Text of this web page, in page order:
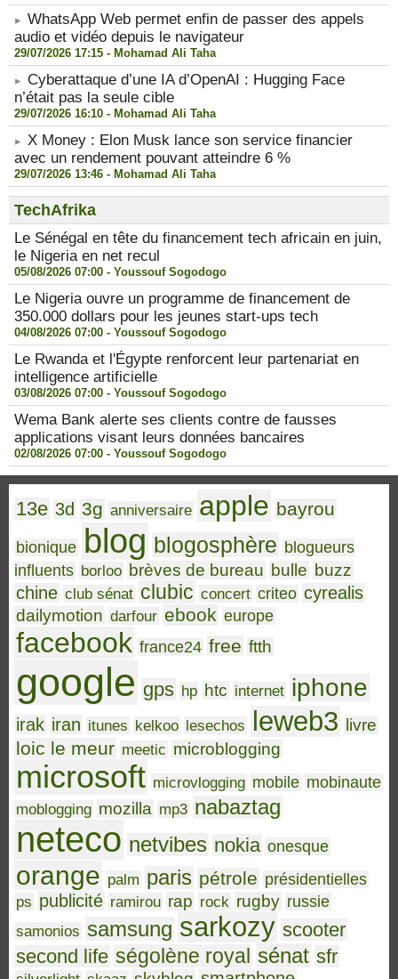
WhatsApp Web permet enfin de passer des appels
audio et vidéo depuis le navigateur
29/07/2026 17:15 - Mohamad Ali Taha
Cyberattaque d’une IA d’OpenAI : Hugging Face
n’était pas la seule cible
29/07/2026 16:10 - Mohamad Ali Taha
X Money : Elon Musk lance son service financier
avec un rendement pouvant atteindre 6 %
29/07/2026 13:46 - Mohamad Ali Taha
TechAfrika
Le Sénégal en tête du financement tech africain en juin,
le Nigeria en net recul
05/08/2026 07:00 - Youssouf Sogodogo
Le Nigeria ouvre un programme de financement de
350.000 dollars pour les jeunes start-ups tech
04/08/2026 07:00 - Youssouf Sogodogo
Le Rwanda et l'Égypte renforcent leur partenariat en
intelligence artificielle
03/08/2026 07:00 - Youssouf Sogodogo
Wema Bank alerte ses clients contre de fausses
applications visant leurs données bancaires
02/08/2026 07:00 - Youssouf Sogodogo
13e 3d 3g anniversaire apple bayrou
bionique blog blogosphère blogueurs
influents borloo brèves de bureau bulle buzz
chine club sénat clubic concert criteo cyrealis
dailymotion darfour ebook europe
facebook france24 free ftth
google gps hp htc internet iphone
irak iran itunes kelkoo lesechos leweb3 livre
loic le meur meetic microblogging
microsoft microvlogging mobile mobinaute
moblogging mozilla mp3 nabaztag
neteco netvibes nokia onesque
orange palm paris pétrole présidentielles
ps publicité ramirou rap rock rugby russie
samonios samsung sarkozy scooter
second life ségolène royal sénat sfr